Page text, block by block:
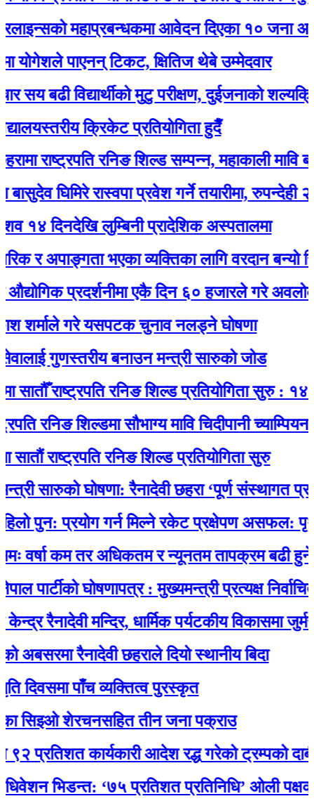
महाप्रबन्धकमा आवेदन दिएका १० जना
पाएनन् टिकट, क्षितिज थेबे उम्मेदवार
विद्यार्थीको मुटु परीक्षण, दुईजनाको शल्यक्रिया
क्रिकेट प्रतियोगिता हुदैँ
रनिङ शिल्ड सम्पन्न, महाकाली मावि बन्यो
घिमिरे रास्वपा प्रवेश गर्ने तयारीमा, रुपन्देही २ बाट
लुम्बिनी प्रादेशिक अस्पतालमा
भएका व्यक्तिका लागि वरदान बन्यो
प्रदर्शनीमा एकै दिन ६० हजारले गरे अवलोकन
गरे यसपटक चुनाव नलड्ने घोषणा
गुणस्तरीय बनाउन मन्त्री सारुको जोड
राष्ट्रपति रनिङ शिल्ड प्रतियोगिता सुरु : १४
शिल्डमा सौभाग्य मावि चिदीपानी च्याम्पियन
राष्ट्रपति रनिङ शिल्ड प्रतियोगिता सुरु
घोषणा: रैनादेवी छहरा ‘पूर्ण संस्थागत प्रसूति
प्रयोग गर्न मिल्ने रकेट प्रक्षेपण असफल: पृथ्वीमा
कम तर अधिकतम र न्यूनतम तापक्रम बढी हुने
घोषणापत्र : मुख्यमन्त्री प्रत्यक्ष निर्वाचित,
मन्दिर, धार्मिक पर्यटकीय विकासमा जुर्मराउँदै
रैनादेवी छहराले दियो स्थानीय बिदा
पाँच व्यक्तित्व पुरस्कृत
शेरचनसहित तीन जना पक्राउ
कार्यकारी आदेश रद्ध गरेको ट्रम्पको दाबी
भिडन्त: ‘७५ प्रतिशत प्रतिनिधि’ ओली पक्षका,